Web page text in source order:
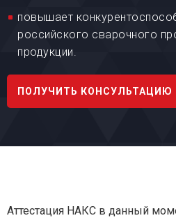
повышает
российского сварочного
продукции.
ПОЛУЧИТЬ КОНСУЛЬТАЦИЮ
Аттестация НАКС в данный